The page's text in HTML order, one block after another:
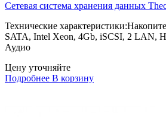
Сетевая система хранения данных
Технические
SATA, Intel Xeon, 4Gb, iSCSI, 2 LAN,
Аудио
Цену уточняйте
Подробнее В корзину